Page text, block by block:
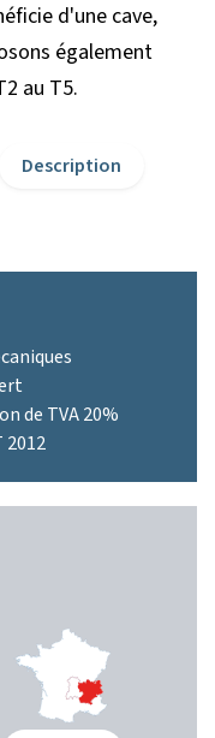
d'une cave,
également
au T5.
Description
de TVA 20%